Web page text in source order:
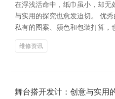
在浮浅活命中，纸巾虽小，却
与实用的探究也愈发迫切。 优
私有的图案、颜色和包装打算，
维修资讯
舞台搭开发计：创意与实用